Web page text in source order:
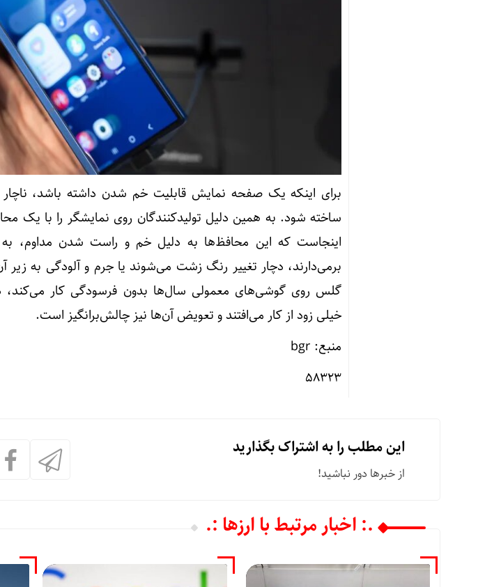
برای اینکه یک صفحه نمایش قابلیت خم شدن داشته باشد، ناچار
ساخته شود. به همین دلیل تولیدکنندگان روی نمایشگر را با یک
اینجاست که این محافظ‌ها به دلیل خم و راست شدن مداوم،
برمی‌دارند، دچار تغییر رنگ زشت می‌شوند یا جرم و آلودگی به
گلس روی گوشی‌های معمولی سال‌ها بدون فرسودگی کار می‌کند،
خیلی زود از کار می‌افتند و تعویض آن‌ها نیز چالش‌برانگیز است.
منبع: bgr
۵۸۳۲۳
این مطلب را به اشتراک بگذارید
از خبرها دور نباشید!
.: اخبار مرتبط با ارزها :.